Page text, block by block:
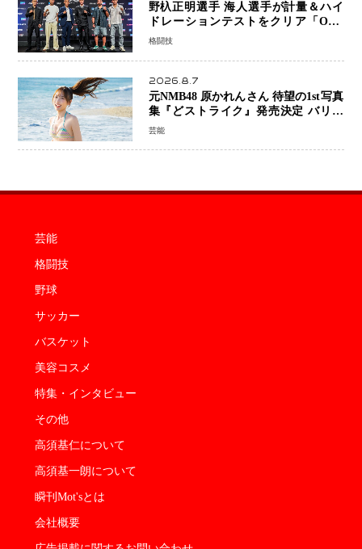
野杁正明選手 海人選手が計量＆ハイ
ドレーションテストをクリア「ONE
SAMURAI 2」決戦へ万全の準備整う
格闘技
2026.8.7
元NMB48 原かれんさん 待望の1st写真
集『どストライク』発売決定 バリで
魅せる25歳の新境地
芸能
芸能
格闘技
野球
サッカー
バスケット
美容コスメ
特集・インタビュー
その他
高須基仁について
高須基一朗について
瞬刊Mot'sとは
会社概要